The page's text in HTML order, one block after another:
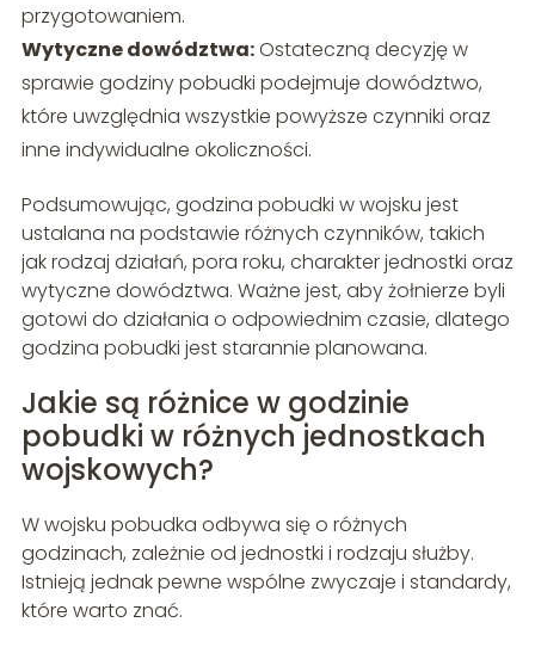
przygotowaniem.
Wytyczne dowództwa:Ostateczną decyzję w
sprawie godziny pobudki podejmuje dowództwo,
które uwzględnia wszystkie powyższe czynniki oraz
inne indywidualne okoliczności.
Podsumowując, godzina pobudki w wojsku jest
ustalana na podstawie różnych czynników, takich
jak rodzaj działań, pora roku, charakter jednostki oraz
wytyczne dowództwa. Ważne jest, aby żołnierze byli
gotowi do działania o odpowiednim czasie, dlatego
godzina pobudki jest starannie planowana.
Jakie są różnice w godzinie
pobudki w różnych jednostkach
wojskowych?
W wojsku pobudka odbywa się o różnych
godzinach, zależnie od jednostki i rodzaju służby.
Istnieją jednak pewne wspólne zwyczaje i standardy,
które warto znać.